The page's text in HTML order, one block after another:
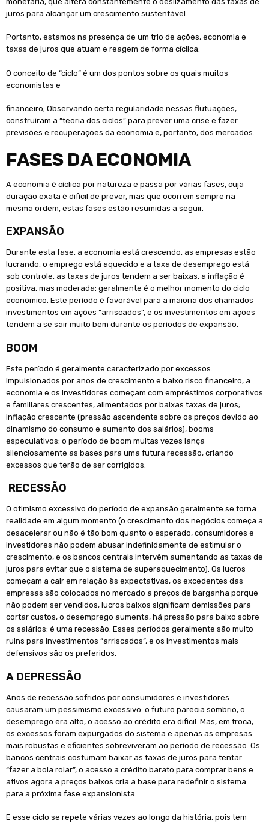
juros para alcançar um crescimento sustentável.
Portanto, estamos na presença de um trio de ações, economia e
taxas de juros que atuam e reagem de forma cíclica.
O conceito de “ciclo” é um dos pontos sobre os quais muitos
economistas e
financeiro; Observando certa regularidade nessas flutuações,
construíram a “teoria dos ciclos” para prever uma crise e fazer
previsões e recuperações da economia e, portanto, dos mercados.
FASES DA ECONOMIA
A economia é cíclica por natureza e passa por várias fases, cuja
duração exata é difícil de prever, mas que ocorrem sempre na
mesma ordem, estas fases estão resumidas a seguir.
EXPANSÃO
Durante esta fase, a economia está crescendo, as empresas estão
lucrando, o emprego está aquecido e a taxa de desemprego está
sob controle, as taxas de juros tendem a ser baixas, a inflação é
positiva, mas moderada: geralmente é o melhor momento do ciclo
econômico. Este período é favorável para a maioria dos chamados
investimentos em ações “arriscados”, e os investimentos em ações
tendem a se sair muito bem durante os períodos de expansão.
BOOM
Este período é geralmente caracterizado por excessos.
Impulsionados por anos de crescimento e baixo risco financeiro, a
economia e os investidores começam com empréstimos corporativos
e familiares crescentes, alimentados por baixas taxas de juros;
inflação crescente (pressão ascendente sobre os preços devido ao
dinamismo do consumo e aumento dos salários), booms
especulativos: o período de boom muitas vezes lança
silenciosamente as bases para uma futura recessão, criando
excessos que terão de ser corrigidos.
RECESSÃO
O otimismo excessivo do período de expansão geralmente se torna
realidade em algum momento (o crescimento dos negócios começa a
desacelerar ou não é tão bom quanto o esperado, consumidores e
investidores não podem abusar indefinidamente de estimular o
crescimento, e os bancos centrais intervêm aumentando as taxas de
juros para evitar que o sistema de superaquecimento). Os lucros
começam a cair em relação às expectativas, os excedentes das
empresas são colocados no mercado a preços de barganha porque
não podem ser vendidos, lucros baixos significam demissões para
cortar custos, o desemprego aumenta, há pressão para baixo sobre
os salários: é uma recessão. Esses períodos geralmente são muito
ruins para investimentos “arriscados”, e os investimentos mais
defensivos são os preferidos.
A DEPRESSÃO
Anos de recessão sofridos por consumidores e investidores
causaram um pessimismo excessivo: o futuro parecia sombrio, o
desemprego era alto, o acesso ao crédito era difícil. Mas, em troca,
os excessos foram expurgados do sistema e apenas as empresas
mais robustas e eficientes sobreviveram ao período de recessão. Os
bancos centrais costumam baixar as taxas de juros para tentar
“fazer a bola rolar”, o acesso a crédito barato para comprar bens e
ativos agora a preços baixos cria a base para redefinir o sistema
para a próxima fase expansionista.
E esse ciclo se repete várias vezes ao longo da história, pois tem